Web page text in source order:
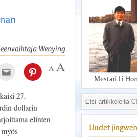
Wenying
27.
dollarin
elinten
Mestari Li
Uudet